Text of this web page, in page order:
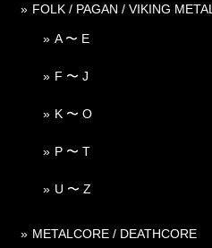
FOLK / PAGAN / VIKING METAL
A 〜 E
F 〜 J
K 〜 O
P 〜 T
U 〜 Z
METALCORE / DEATHCORE